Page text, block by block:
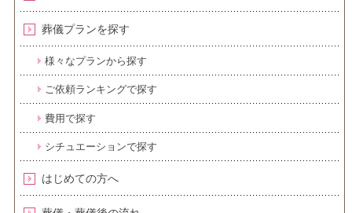
葬儀プランを探す
様々なプランから探す
ご依頼ランキングで探す
費用で探す
シチュエーションで探す
はじめての方へ